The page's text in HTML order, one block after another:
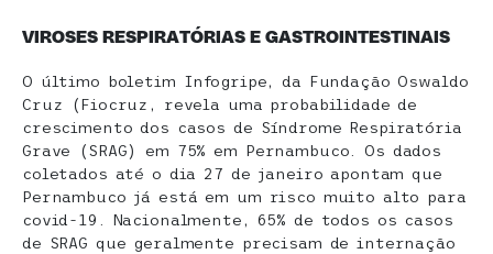
VIROSES RESPIRATÓRIAS E GASTROINTESTINAIS
O último boletim Infogripe, da Fundação Oswaldo
Cruz (Fiocruz, revela uma probabilidade de
crescimento dos casos de Síndrome Respiratória
Grave (SRAG) em 75% em Pernambuco. Os dados
coletados até o dia 27 de janeiro apontam que
Pernambuco já está em um risco muito alto para
covid-19. Nacionalmente, 65% de todos os casos
de SRAG que geralmente precisam de internação